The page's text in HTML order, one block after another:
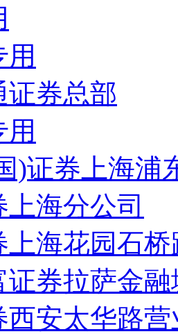
证券总部
)证券上海浦
海分公司
上海花园石
证券拉萨金
西安太华路营